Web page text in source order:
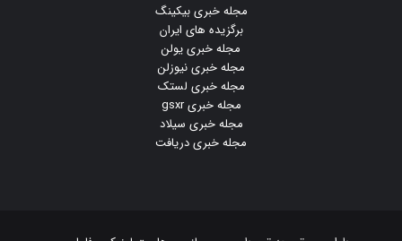
مجله خبری بیکینگ
برگزیده های ایران
مجله خبری یولن
مجله خبری نیوزلن
مجله خبری لستک
مجله خبری gsxr
مجله خبری سیلاد
مجله خبری دریافت